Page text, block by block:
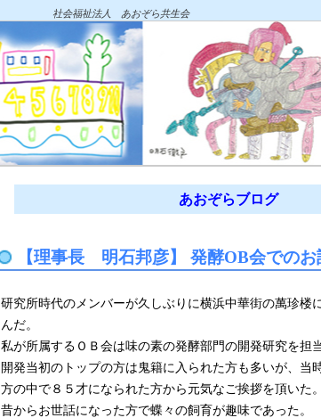
社会福祉法人 あおぞら共生会
あおぞらブログ
【理事長 明石邦彦】 発酵OB会でのお
研究所時代のメンバーが久しぶりに横浜中華街の萬珍楼
んだ。
私が所属するＯＢ会は味の素の発酵部門の開発研究を担
開発当初のトップの方は鬼籍に入られた方も多いが、当
方の中で８５才になられた方から元気なご挨拶を頂いた。
昔からお世話になった方で蝶々の飼育が趣味であった。